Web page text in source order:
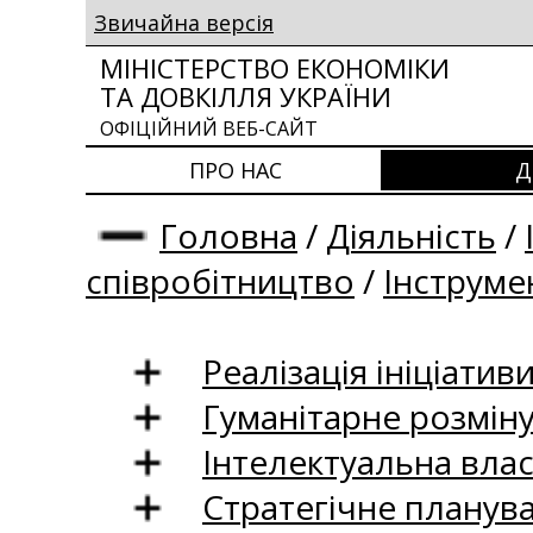
Звичайна версія
МІНІСТЕРСТВО ЕКОНОМІКИ
ТА ДОВКІЛЛЯ УКРАЇНИ
ОФІЦІЙНИЙ ВЕБ-САЙТ
ПРО НАС
Головна / Діяльність /
співробітництво /
Реалізація
Гуманітарне
Інтелектуальна
Стратегічне